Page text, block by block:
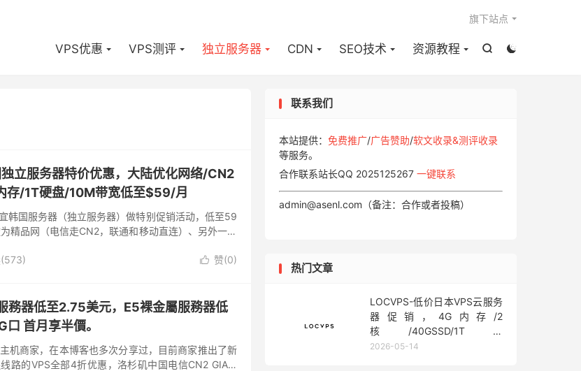


VPS优惠 VPS测评 独立服务器 CDN SEO技术 资源教程
旗下站点
立服务器特价优惠，大陆优化网络/CN2
/1T硬盘/10M带宽低至$59/月
韩国服务器（独立服务器）做特别促销活动，低至59
精品网（电信走CN2，联通和移动直连）、另外一款
 赞(0)
務器低至2.75美元，E5裸金屬服務器低
首月享半價。
机商家，在本博客也多次分享过，目前商家推出了新
路的VPS全部4折优惠，洛杉矶中国电信CN2 GIA +
联系我们
本站提供： 免费推广/广告赞助/软文收录&测评收录
等服务。
合作联系站长QQ 2025125267 一键联系
admin@asenl.com（备注：合作或者投稿）
热门文章
LOCVPS-低价日本VPS云服务
器促销，4G内存/2
核/40GSSD/1T流
量/450Mbps带宽，低至36元/
2026-05-14